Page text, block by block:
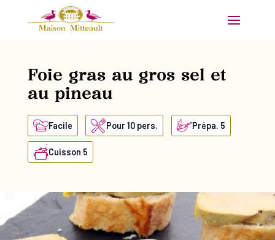
Foie gras au gros sel et
au pineau
Facile Pour 10 pers. Prépa. 5
Cuisson 5